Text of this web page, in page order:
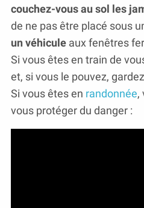
couchez-vous au sol les
de ne pas être placé sous
un véhicule aux fenêtres
Si vous êtes en train de
et, si vous le pouvez,
Si vous êtes en randonnée,
vous protéger du danger :